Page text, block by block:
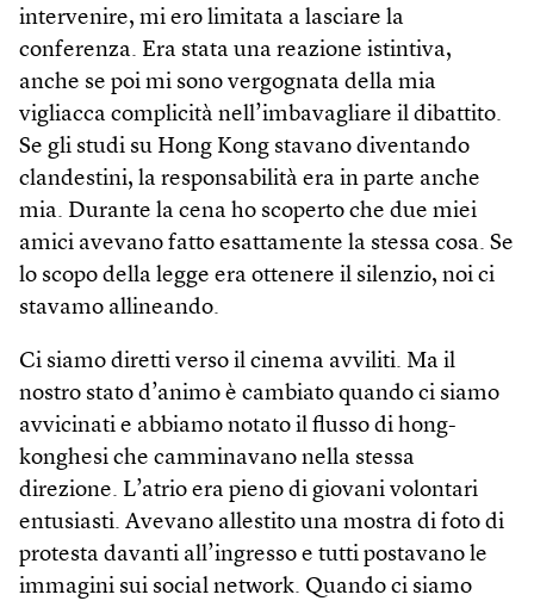
intervenire, mi ero limitata a lasciare la
conferenza. Era stata una reazione istintiva,
anche se poi mi sono vergognata della mia
vigliacca complicità nell’imbavagliare il dibattito.
Se gli studi su Hong Kong stavano diventando
clandestini, la responsabilità era in parte anche
mia. Durante la cena ho scoperto che due miei
amici avevano fatto esattamente la stessa cosa. Se
lo scopo della legge era ottenere il silenzio, noi ci
stavamo allineando.
Ci siamo diretti verso il cinema avviliti. Ma il
nostro stato d’animo è cambiato quando ci siamo
avvicinati e abbiamo notato il flusso di hong­
konghesi che camminavano nella stessa
direzione. L’atrio era pieno di giovani volontari
entusiasti. Avevano allestito una mostra di foto di
protesta davanti all’ingresso e tutti postavano le
immagini sui social network. Quando ci siamo